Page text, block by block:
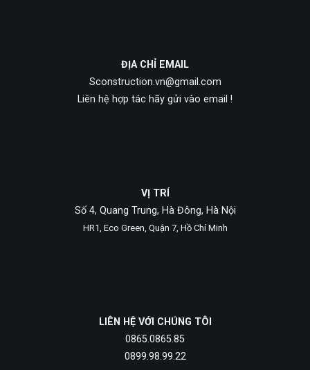
ĐỊA CHỈ EMAIL
Sconstruction.vn@gmail.com
Liên hệ hợp tác hãy gửi vào email !
VỊ TRÍ
Số 4, Quang Trung, Hà Đông, Hà Nội
HR1, Eco Green, Quận 7, Hồ Chí Minh
LIÊN HỆ VỚI CHÚNG TÔI
0865.0865.85
0899.98.99.22